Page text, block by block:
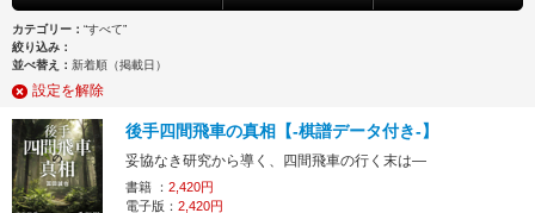
カテゴリー： “すべて”
絞り込み：
並べ替え： 新着順（掲載日）
設定を解除
後手四間飛車の真相【-棋譜データ付き-】
妥協なき研究から導く、四間飛車の行く末は―
書籍 ： 2,420円
電子版： 2,420円